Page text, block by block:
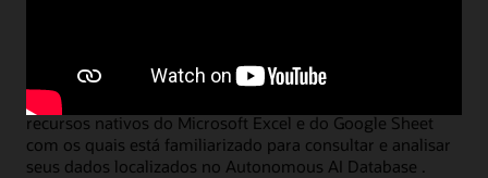
Sheets
Um complemento simples permite que você aproveite os
recursos nativos do Microsoft Excel e do Google Sheet
com os quais está familiarizado para consultar e analisar
seus dados localizados no Autonomous AI Database .